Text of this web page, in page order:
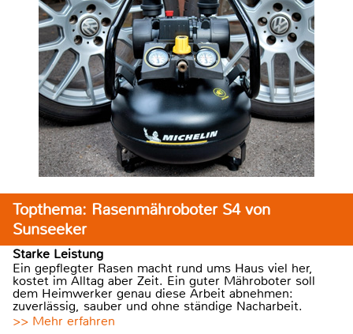
Topthema: Rasenmähroboter S4 von
Sunseeker
Starke Leistung
Ein gepflegter Rasen macht rund ums Haus viel her,
kostet im Alltag aber Zeit. Ein guter Mähroboter soll
dem Heimwerker genau diese Arbeit abnehmen:
zuverlässig, sauber und ohne ständige Nacharbeit.
>> Mehr erfahren